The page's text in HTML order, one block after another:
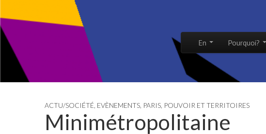
Main menu
En Pourquoi?
ACTU/SOCIÉTÉ EVÈNEMENTS PARIS POUVOIR ET TERRITOIRES
Minimétropolitaine